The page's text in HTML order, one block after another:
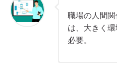
職場の人間
は、大きく
必要。